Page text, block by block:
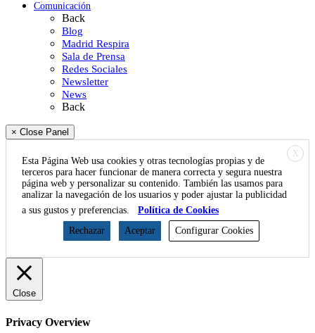
Comunicación
Back
Blog
Madrid Respira
Sala de Prensa
Redes Sociales
Newsletter
News
Back
× Close Panel
X
Esta Página Web usa cookies y otras tecnologías propias y de
terceros para hacer funcionar de manera correcta y segura nuestra
página web y personalizar su contenido. También las usamos para
analizar la navegación de los usuarios y poder ajustar la publicidad
a sus gustos y preferencias.
Política de Cookies
Rechazar
Aceptar Configurar Cookies
Close
Privacy Overview